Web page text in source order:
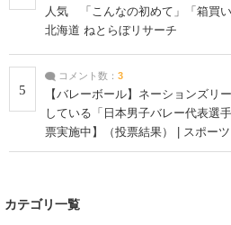
人気 「こんなの初めて」「箱買い
北海道 ねとらぼリサーチ
5
コメント数： 3
【バレーボール】ネーションズリ
している「日本男子バレー代表選
票実施中】（投票結果） | スポー
カテゴリ一覧